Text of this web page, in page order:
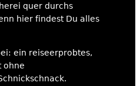
quer durchs
hier findest Du alles
ein reiseerprobtes,
ohne